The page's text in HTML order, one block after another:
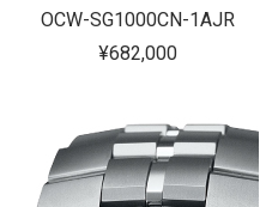
OCW-SG1000CN-1AJR
¥682,000